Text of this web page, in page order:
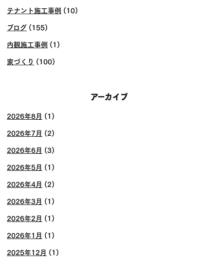
テナント施工事例 (10)
ブログ (155)
内観施工事例 (1)
家づくり (100)
アーカイブ
2026年8月 (1)
2026年7月 (2)
2026年6月 (3)
2026年5月 (1)
2026年4月 (2)
2026年3月 (1)
2026年2月 (1)
2026年1月 (1)
2025年12月 (1)